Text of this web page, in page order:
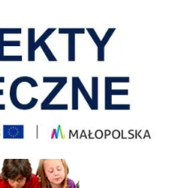
na rok szkolny 2026/2027